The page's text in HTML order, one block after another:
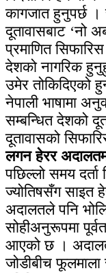
कागजात हुनुपर्छ ।
दूतावासबाट ‘नो
प्रमाणित
देशको नागरिक
उमेर तोकिदिएको
नेपाली भाषामा
सम्बन्धित देशको
दूतावासको
लगन हेरर
पछिल्लो समय दर्ता
ज्योतिषसँग साइत
अदालतले पनि
सोहीअनुरूपमा
आएको छ ।
जोडीबीच